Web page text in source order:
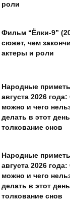
роли
Фильм “Ёлки-9”
сюжет, чем
актеры и роли
Народные
августа 2026 года:
можно и чего
делать в этот
толкование снов
Народные
августа 2026 года:
можно и чего
делать в этот
толкование снов